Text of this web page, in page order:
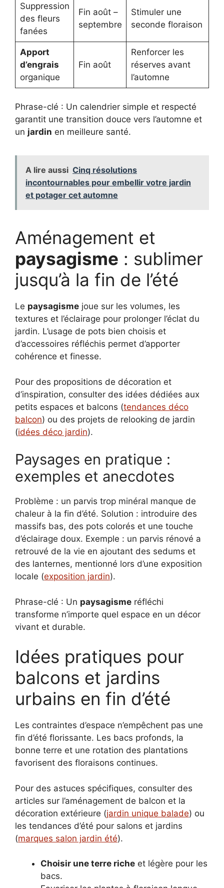
Suppression
des fleurs
fanées
Fin août –
septembre
Stimuler une
seconde floraison
Apport
d’engrais
organique
Fin août
Renforcer les
réserves avant
l’automne
Phrase-clé : Un calendrier simple et respecté
garantit une transition douce vers l’automne et
un jardin en meilleure santé.
A lire aussi Cinq résolutions
incontournables pour embellir votre jardin
et potager cet automne
Aménagement et
paysagisme : sublimer
jusqu’à la fin de l’été
Le paysagisme joue sur les volumes, les
textures et l’éclairage pour prolonger l’éclat du
jardin. L’usage de pots bien choisis et
d’accessoires réfléchis permet d’apporter
cohérence et finesse.
Pour des propositions de décoration et
d’inspiration, consulter des idées dédiées aux
petits espaces et balcons (tendances déco
balcon) ou des projets de relooking de jardin
(idées déco jardin).
Paysages en pratique :
exemples et anecdotes
Problème : un parvis trop minéral manque de
chaleur à la fin d’été. Solution : introduire des
massifs bas, des pots colorés et une touche
d’éclairage doux. Exemple : un parvis rénové a
retrouvé de la vie en ajoutant des sedums et
des lanternes, mentionné lors d’une exposition
locale (exposition jardin).
Phrase-clé : Un paysagisme réfléchi
transforme n’importe quel espace en un décor
vivant et durable.
Idées pratiques pour
balcons et jardins
urbains en fin d’été
Les contraintes d’espace n’empêchent pas une
fin d’été florissante. Les bacs profonds, la
bonne terre et une rotation des plantations
favorisent des floraisons continues.
Pour des astuces spécifiques, consulter des
articles sur l’aménagement de balcon et la
décoration extérieure (jardin unique balade) ou
les tendances d’été pour salons et jardins
(marques salon jardin été).
Choisir une terre riche et légère pour les
bacs.